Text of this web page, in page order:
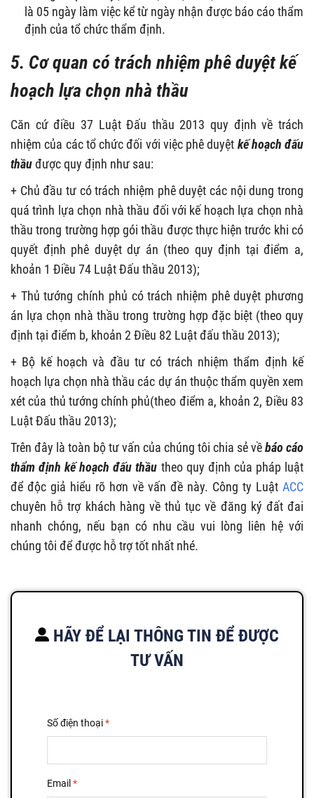
là 05 ngày làm việc kể từ ngày nhận được báo cáo thẩm
định của tổ chức thẩm định.
5. Cơ quan có trách nhiệm phê duyệt kế
hoạch lựa chọn nhà thầu
Căn cứ điều 37 Luật Đấu thầu 2013 quy định về trách
nhiệm của các tổ chức đối với việc phê duyệt kế hoạch đấu
thầuđược quy định như sau:
+ Chủ đầu tư có trách nhiệm phê duyệt các nội dung trong
quá trình lựa chọn nhà thầu đối với kế hoạch lựa chọn nhà
thầu trong trường hợp gói thầu được thực hiện trước khi có
quyết định phê duyệt dự án (theo quy định tại điểm a,
khoản 1 Điều 74 Luật Đấu thầu 2013);
+ Thủ tướng chính phủ có trách nhiệm phê duyệt phương
án lựa chọn nhà thầu trong trường hợp đặc biệt (theo quy
định tại điểm b, khoản 2 Điều 82 Luật đấu thầu 2013);
+ Bộ kế hoạch và đầu tư có trách nhiệm thẩm định kế
hoạch lựa chọn nhà thầu các dự án thuộc thẩm quyền xem
xét của thủ tướng chính phủ(theo điểm a, khoản 2, Điều 83
Luật Đấu thầu 2013);
Trên đây là toàn bộ tư vấn của chúng tôi chia sẻ vềbáo cáo
thẩm định kế hoạch đấu thầu theo quy định của pháp luật
để độc giả hiểu rõ hơn về vấn đề này. Công ty Luật ACC
chuyên hỗ trợ khách hàng về thủ tục về đăng ký đất đai
nhanh chóng, nếu bạn có nhu cầu vui lòng liên hệ với
chúng tôi để được hỗ trợ tốt nhất nhé.
HÃY ĐỂ LẠI THÔNG TIN ĐỂ ĐƯỢC
TƯ VẤN